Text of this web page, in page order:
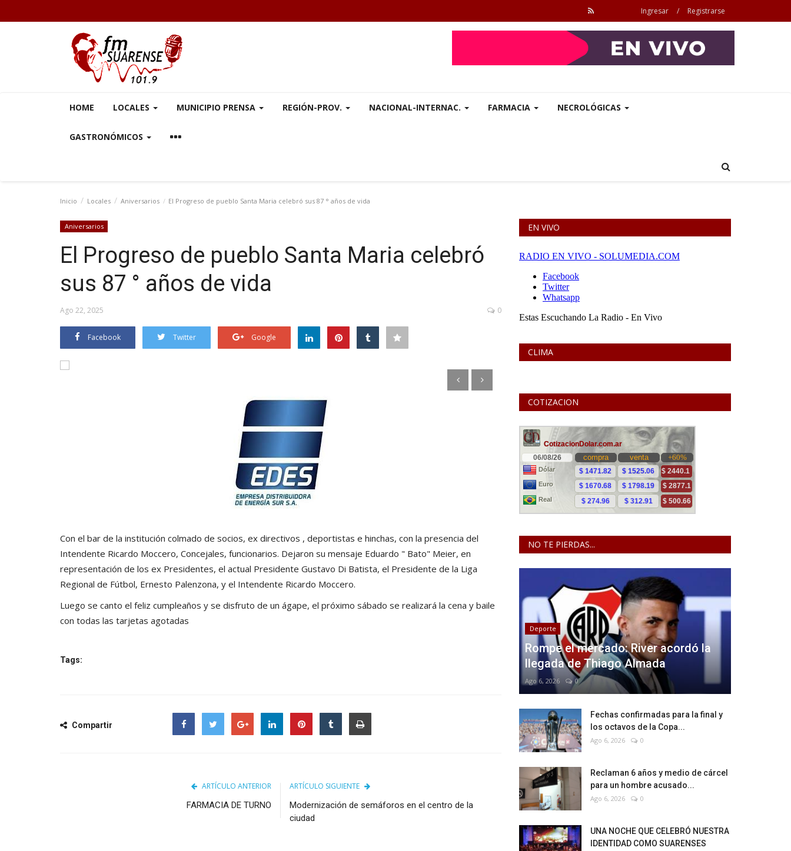
Ingresar / Registrarse
HOME LOCALES MUNICIPIO PRENSA REGIÓN-PROV. NACIONAL-INTERNAC. FARMACIA NECROLÓGICAS
GASTRONÓMICOS
Inicio Locales Aniversarios El Progreso de pueblo Santa Maria celebró sus 87 ° años de vida
Aniversarios
El Progreso de pueblo Santa Maria celebró
sus 87 ° años de vida
Ago 22, 2025 0
Facebook Twitter Google
Con el bar de la institución colmado de socios, ex directivos , deportistas e hinchas, con la presencia del
Intendente Ricardo Moccero, Concejales, funcionarios. Dejaron su mensaje Eduardo " Bato" Meier, en
representación de los ex Presidentes, el actual Presidente Gustavo Di Batista, el Presidente de la Liga
Regional de Fútbol, Ernesto Palenzona, y el Intendente Ricardo Moccero.
Luego se canto el feliz cumpleaños y se disfruto de un ágape, el próximo sábado se realizará la cena y baile
con todas las tarjetas agotadas
Tags:
Compartir
ARTÍCULO ANTERIOR
FARMACIA DE TURNO
ARTÍCULO SIGUIENTE
Modernización de semáforos en el centro de la
ciudad
EN VIVO
CLIMA
COTIZACION
NO TE PIERDAS...
Deporte
Rompe el mercado: River acordó la
llegada de Thiago Almada
Ago 6, 2026 0
Fechas confirmadas para la final y
los octavos de la Copa...
Ago 6, 2026 0
Reclaman 6 años y medio de cárcel
para un hombre acusado...
Ago 6, 2026 0
UNA NOCHE QUE CELEBRÓ NUESTRA
IDENTIDAD COMO SUARENSES